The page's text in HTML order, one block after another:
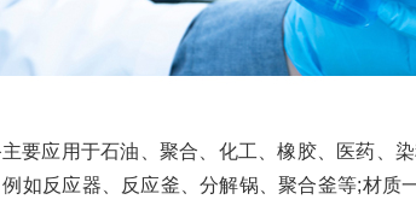
要应用于石油、聚合、化工、橡胶、医药、
如反应器、反应釜、分解锅、聚合釜等;材